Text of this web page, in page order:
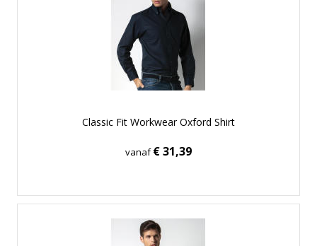
Classic Fit Workwear Oxford Shirt
vanaf€ 31,39